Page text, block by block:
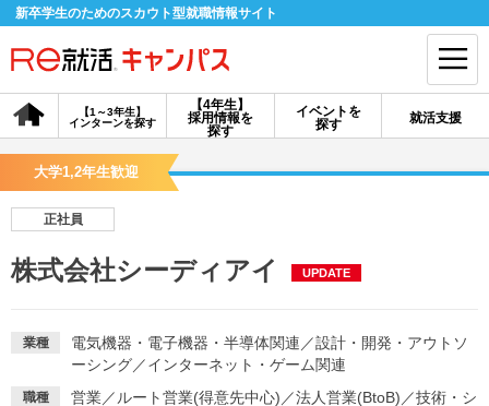
新卒学生のためのスカウト型就職情報サイト
【4年生】
採用情報を
探す
【1～3年生】
インターンを探す
イベントを
探す
就活支援
会員登録 ログイン
探す
イベントを探す スカウト お知らせ
大学1,2年生歓迎
正社員
株式会社シーディアイ UPDATE
業種 電気機器・電子機器・半導体関連 ／設計・開発・アウトソ
ーシング／インターネット・ゲーム関連
職種 営業／ ルート営業(得意先中心) ／法人営業(BtoB) ／技術・シ